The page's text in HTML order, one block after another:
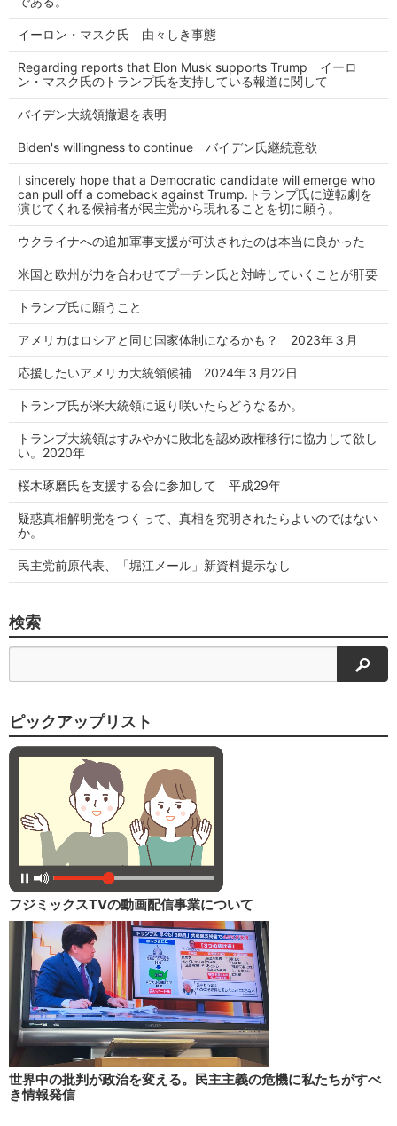
イーロン・マスク氏 由々しき事態
Regarding reports that Elon Musk supports Trump イーロ
ン・マスク氏のトランプ氏を支持している報道に関して
バイデン大統領撤退を表明
Biden's willingness to continue バイデン氏継続意欲
I sincerely hope that a Democratic candidate will emerge who
can pull off a comeback against Trump.トランプ氏に逆転劇を
演じてくれる候補者が民主党から現れることを切に願う。
ウクライナへの追加軍事支援が可決されたのは本当に良かった
米国と欧州が力を合わせてプーチン氏と対峙していくことが肝要
トランプ氏に願うこと
アメリカはロシアと同じ国家体制になるかも？ 2023年３月
応援したいアメリカ大統領候補 2024年３月22日
トランプ氏が米大統領に返り咲いたらどうなるか。
トランプ大統領はすみやかに敗北を認め政権移行に協力して欲し
い。2020年
桜木琢磨氏を支援する会に参加して 平成29年
疑惑真相解明党をつくって、真相を究明されたらよいのではない
か。
民主党前原代表、「堀江メール」新資料提示なし
検索
検索
ピックアップリスト
フジミックスTVの動画配信事業について
世界中の批判が政治を変える。民主主義の危機に私たちがすべ
き情報発信